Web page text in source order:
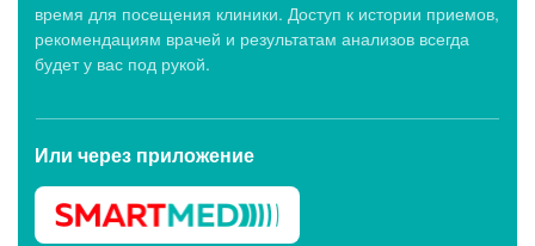
время для посещения клиники. Доступ к истории приемов,
рекомендациям врачей и результатам анализов всегда
будет у вас под рукой.
Или через приложение